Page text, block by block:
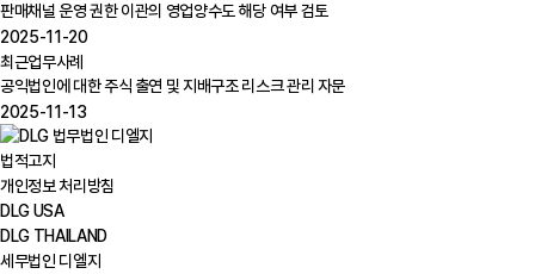
판매채널 운영 권한 이관의 영업양수도 해당 여부 검토
2025-11-20
최근업무사례
공익법인에 대한 주식 출연 및 지배구조 리스크 관리 자문
2025-11-13
법적고지
개인정보 처리방침
DLG USA
DLG THAILAND
세무법인 디엘지